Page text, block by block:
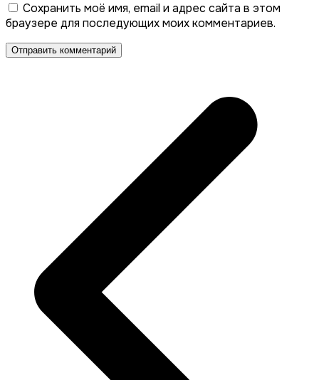
Сохранить моё имя, email и адрес сайта в этом
браузере для последующих моих комментариев.